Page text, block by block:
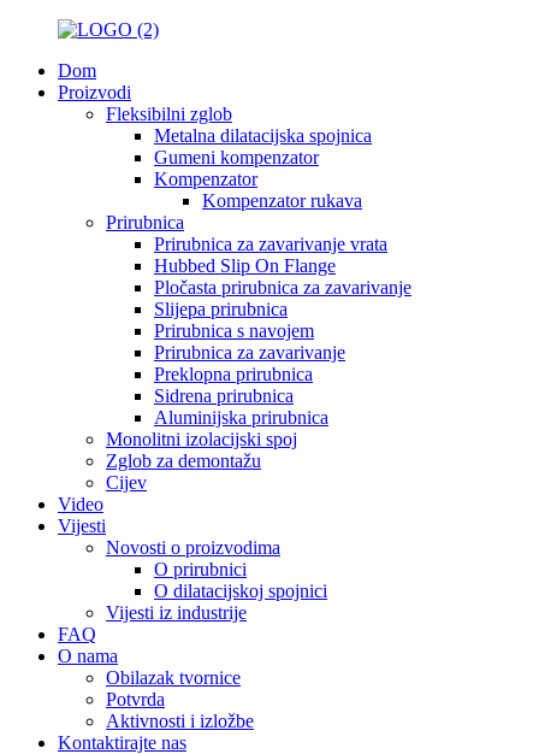
Dom
Proizvodi
Fleksibilni zglob
Metalna dilatacijska spojnica
Gumeni kompenzator
Kompenzator
Kompenzator rukava
Prirubnica
Prirubnica za zavarivanje vrata
Hubbed Slip On Flange
Pločasta prirubnica za zavarivanje
Slijepa prirubnica
Prirubnica s navojem
Prirubnica za zavarivanje
Preklopna prirubnica
Sidrena prirubnica
Aluminijska prirubnica
Monolitni izolacijski spoj
Zglob za demontažu
Cijev
Video
Vijesti
Novosti o proizvodima
O prirubnici
O dilatacijskoj spojnici
Vijesti iz industrije
FAQ
O nama
Obilazak tvornice
Potvrda
Aktivnosti i izložbe
Kontaktirajte nas